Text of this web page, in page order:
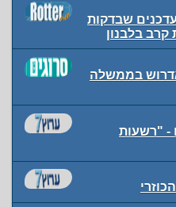
שבדקות
קרב בלבנון
בממשלה
- "רשעות